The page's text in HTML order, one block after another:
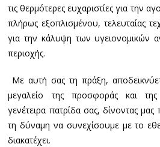
τις θερμότερες ευχαριστίες για την
πλήρως εξοπλισμένου, τελευταίας
για την κάλυψη των υγειονομικών
περιοχής.
Με αυτή σας τη πράξη,
μεγαλείο της προσφοράς και
γενέτειρα πατρίδα σας, δίνοντας
τη δύναμη να συνεχίσουμε με το
διακατέχει.